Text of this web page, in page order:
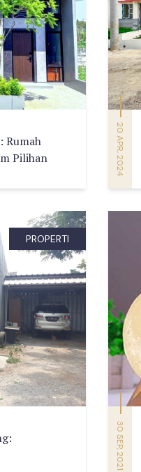
Rumah
Pilihan
20 APR, 2024
PROPERTI
30 SEP, 2021